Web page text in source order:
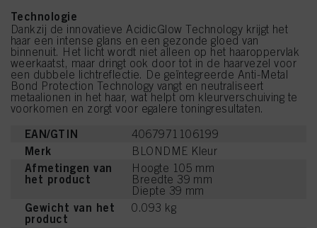
Technologie
Dankzij de innovatieve AcidicGlow Technology krijgt het
haar een intense glans en een gezonde gloed van
binnenuit. Het licht wordt niet alleen op het haaroppervlak
weerkaatst, maar dringt ook door tot in de haarvezel voor
een dubbele lichtreflectie. De geïntegreerde Anti-Metal
Bond Protection Technology vangt en neutraliseert
metaalionen in het haar, wat helpt om kleurverschuiving te
voorkomen en zorgt voor egalere toningresultaten.
EAN/GTIN 4067971106199
Merk BLONDME Kleur
Afmetingen van
het product
Hoogte 105 mm
Breedte 39 mm
Diepte 39 mm
Gewicht van het
product
0.093 kg